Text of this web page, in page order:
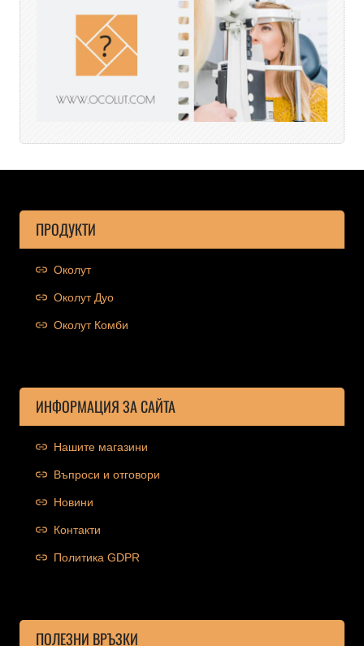
ПРОДУКТИ
Околут
Околут Дуо
Околут Комби
ИНФОРМАЦИЯ ЗА САЙТА
Нашите магазини
Въпроси и отговори
Новини
Контакти
Политика GDPR
ПОЛЕЗНИ ВРЪЗКИ